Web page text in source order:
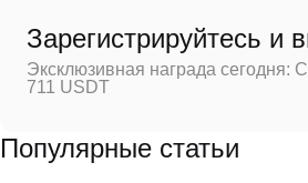
Зарегистрируйтесь и
Эксклюзивная награда сегодня:
711 USDT
Популярные статьи